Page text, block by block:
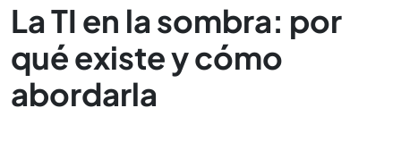
La TI en la sombra: por
qué existe y cómo
abordarla